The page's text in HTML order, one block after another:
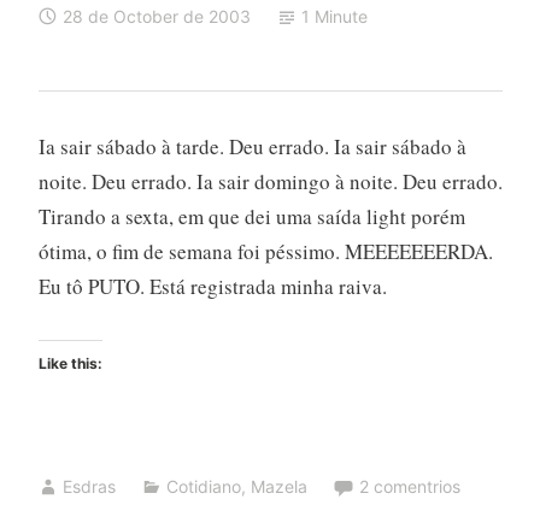
28 de October de 2003
1 Minute
Ia sair sábado à tarde. Deu errado. Ia sair sábado à
noite. Deu errado. Ia sair domingo à noite. Deu errado.
Tirando a sexta, em que dei uma saída light porém
ótima, o fim de semana foi péssimo. MEEEEEEERDA.
Eu tô PUTO. Está registrada minha raiva.
Like this:
Esdras Cotidiano, Mazela
2 comentrios